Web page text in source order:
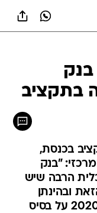
בתקציב
בכנסת,
"בנק
הרבה שיש
ובהינתן
שהמשק פועל מאז תחילת שנת 2020 על בסיס